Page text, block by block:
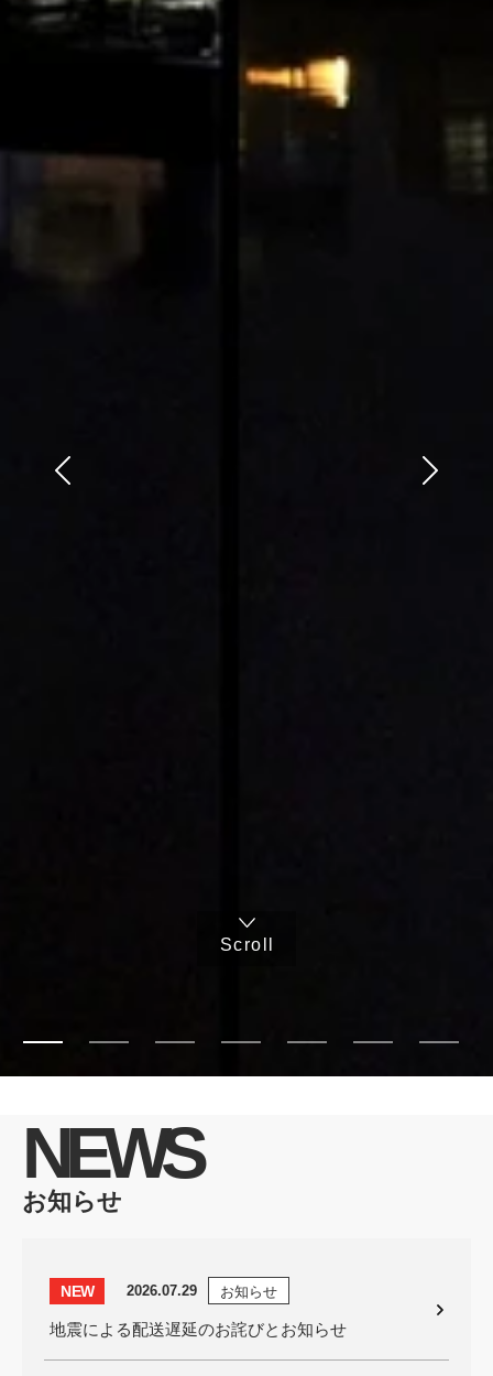
Scroll
NEWS
お知らせ
NEW 2026.07.29 お知らせ
地震による配送遅延のお詫びとお知らせ